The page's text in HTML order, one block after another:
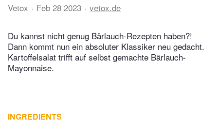
Vetox Feb 28 2023 vetox.de
Du kannst nicht genug Bärlauch-Rezepten haben?!
Dann kommt nun ein absoluter Klassiker neu gedacht.
Kartoffelsalat trifft auf selbst gemachte Bärlauch-
Mayonnaise.
INGREDIENTS